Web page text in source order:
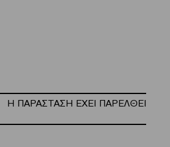
Η ΠΑΡΑΣΤΑΣΗ ΕΧΕΙ ΠΑΡΕΛΘΕΙ